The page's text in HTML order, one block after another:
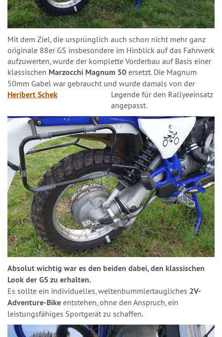
Mit dem Ziel, die ursprünglich auch schon nicht mehr ganz
originale 88er GS insbesondere im Hinblick auf das Fahrwerk
aufzuwerten, wurde der komplette Vorderbau auf Basis einer
klassischen Marzocchi Magnum 50 ersetzt. Die Magnum
50mm Gabel war gebraucht und wurde damals von der
Legende
Heribert Schek
für den Rallyeeinsatz
angepasst.
Absolut wichtig war es den beiden dabei, den klassischen
Look der GS zu erhalten.
Es sollte ein individuelles, weltenbummlertaugliches 2V-
Adventure-Bike entstehen, ohne den Anspruch, ein
leistungsfähiges Sportgerät zu schaffen.